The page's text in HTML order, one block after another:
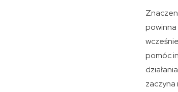
powinna
pomóc
zaczyna